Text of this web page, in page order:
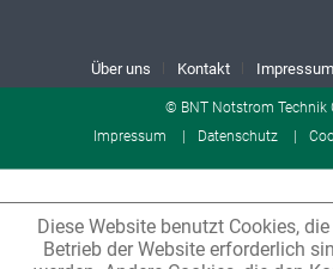
Über uns Kontakt Impressum
© BNT Notstrom Technik
Impressum
Datenschutz
Diese Website benutzt Cookies,
Betrieb der Website erforderlich